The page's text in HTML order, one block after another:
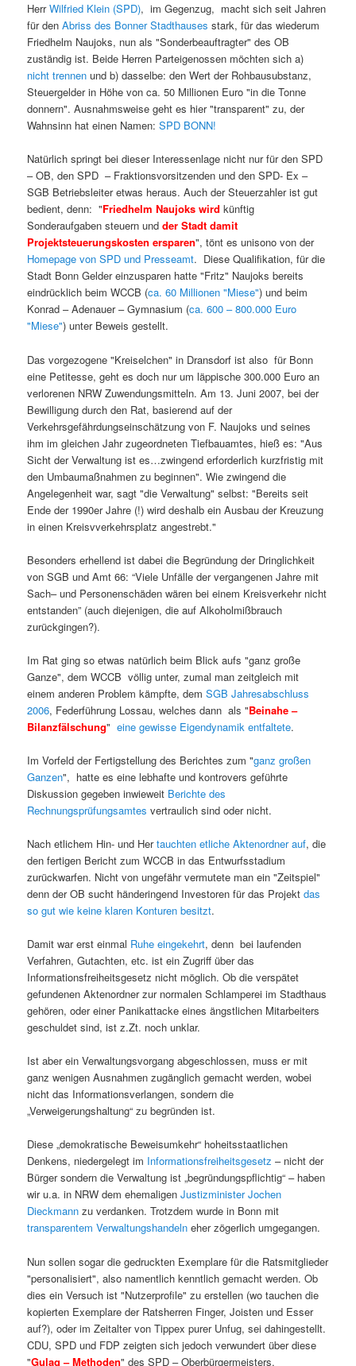
HerrWilfried Klein (SPD), im Gegenzug, macht sich seit Jahren
für denAbriss des Bonner Stadthausesstark, für das wiederum
Friedhelm Naujoks, nun als "Sonderbeauftragter" des OB
zuständig ist. Beide Herren Parteigenossen möchten sich a)
nicht trennen und b) dasselbe: den Wert der Rohbausubstanz,
Steuergelder in Höhe von ca. 50 Millionen Euro "in die Tonne
donnern". Ausnahmsweise geht es hier "transparent" zu, der
Wahnsinn hat einen Namen:SPD BONN!
Natürlich springt bei dieser Interessenlage nicht nur für den SPD
– OB, den SPD – Fraktionsvorsitzenden und den SPD- Ex –
SGB Betriebsleiter etwas heraus. Auch der Steuerzahler ist gut
bedient, denn: "Friedhelm Naujoks wird künftig
Sonderaufgaben steuern undder Stadt damit
Projektsteuerungskosten ersparen", tönt es unisono von der
Homepage von SPD und Presseamt. Diese Qualifikation, für die
Stadt Bonn Gelder einzusparen hatte "Fritz" Naujoks bereits
eindrücklich beim WCCB (ca. 60 Millionen "Miese") und beim
Konrad – Adenauer – Gymnasium (ca. 600 – 800.000 Euro
"Miese") unter Beweis gestellt.
Das vorgezogene "Kreiselchen" in Dransdorf ist also für Bonn
eine Petitesse, geht es doch nur um läppische 300.000 Euro an
verlorenen NRW Zuwendungsmitteln. Am 13. Juni 2007, bei der
Bewilligung durch den Rat, basierend auf der
Verkehrsgefährdungseinschätzung von F. Naujoks und seines
ihm im gleichen Jahr zugeordneten Tiefbauamtes, hieß es: "Aus
Sicht der Verwaltung ist es…zwingend erforderlich kurzfristig mit
den Umbaumaßnahmen zu beginnen". Wie zwingend die
Angelegenheit war, sagt "die Verwaltung" selbst: "Bereits seit
Ende der 1990er Jahre (!) wird deshalb ein Ausbau der Kreuzung
in einen Kreisvverkehrsplatz angestrebt."
Besonders erhellend ist dabei die Begründung der Dringlichkeit
von SGB und Amt 66: “Viele Unfälle der vergangenen Jahre mit
Sach– und Personenschäden wären bei einem Kreisverkehr nicht
entstanden” (auch diejenigen, die auf Alkoholmißbrauch
zurückgingen?).
Im Rat ging so etwas natürlich beim Blick aufs "ganz große
Ganze", dem WCCB völlig unter, zumal man zeitgleich mit
einem anderen Problem kämpfte, demSGB Jahresabschluss
2006, Federführung Lossau, welches dann als "Beinahe –
Bilanzfälschung"eine gewisse Eigendynamik entfaltete.
Im Vorfeld der Fertigstellung des Berichtes zum "ganz großen
Ganzen", hatte es eine lebhafte und kontrovers geführte
Diskussion gegeben inwieweit Berichte des
Rechnungsprüfungsamtesvertraulich sind oder nicht.
Nach etlichem Hin- und Hertauchten etliche Aktenordner auf, die
den fertigen Bericht zum WCCB in das Entwurfsstadium
zurückwarfen. Nicht von ungefähr vermutete man ein "Zeitspiel"
denn der OB sucht händeringend Investoren für das Projektdas
so gut wie keine klaren Konturen besitzt.
Damit war erst einmal Ruhe eingekehrt, denn bei laufenden
Verfahren, Gutachten, etc. ist ein Zugriff über das
Informationsfreiheitsgesetz nicht möglich. Ob die verspätet
gefundenen Aktenordner zur normalen Schlamperei im Stadthaus
gehören, oder einer Panikattacke eines ängstlichen Mitarbeiters
geschuldet sind, ist z.Zt. noch unklar.
Ist aber ein Verwaltungsvorgang abgeschlossen, muss er mit
ganz wenigen Ausnahmen zugänglich gemacht werden, wobei
nicht das Informationsverlangen, sondern die
„Verweigerungshaltung“ zu begründen ist.
Diese „demokratische Beweisumkehr“ hoheitsstaatlichen
Denkens, niedergelegt im Informationsfreiheitsgesetz – nicht der
Bürger sondern die Verwaltung ist „begründungspflichtig“ – haben
wir u.a. in NRW dem ehemaligenJustizminister Jochen
Dieckmann zu verdanken. Trotzdem wurde in Bonn mit
transparentem Verwaltungshandelneher zögerlich umgegangen.
Nun sollen sogar die gedruckten Exemplare für die Ratsmitglieder
"personalisiert", also namentlich kenntlich gemacht werden. Ob
dies ein Versuch ist "Nutzerprofile" zu erstellen (wo tauchen die
kopierten Exemplare der Ratsherren Finger, Joisten und Esser
auf?), oder im Zeitalter von Tippex purer Unfug, sei dahingestellt.
CDU, SPD und FDP zeigten sich jedoch verwundert über diese
"Gulag – Methoden" des SPD – Oberbürgermeisters.